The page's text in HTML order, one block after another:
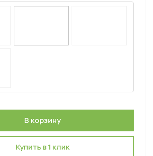
Купить в 1 клик